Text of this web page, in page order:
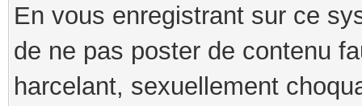
En vous enregistrant sur ce
de ne pas poster de contenu
harcelant, sexuellement